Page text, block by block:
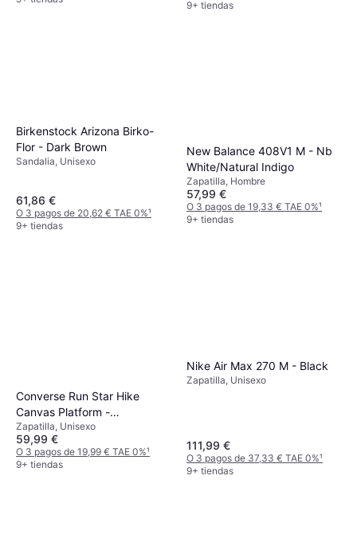
9+ tiendas
Birkenstock Arizona Birko-
Flor - Dark Brown
Sandalia, Unisexo
61,86 €
O 3 pagos de 20,62 € TAE 0%¹
9+ tiendas
New Balance 408V1 M - Nb
White/Natural Indigo
Zapatilla, Hombre
57,99 €
O 3 pagos de 19,33 € TAE 0%¹
9+ tiendas
Converse Run Star Hike
Canvas Platform -
Black/White/Gum
Zapatilla, Unisexo
59,99 €
O 3 pagos de 19,99 € TAE 0%¹
9+ tiendas
Nike Air Max 270 M - Black
Zapatilla, Unisexo
111,99 €
O 3 pagos de 37,33 € TAE 0%¹
9+ tiendas